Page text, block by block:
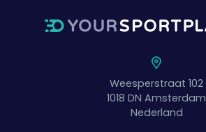
Weesperstraat 102
1018 DN Amsterdam
Nederland